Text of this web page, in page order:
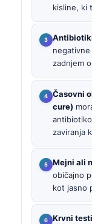
kisline, ki
zadnjem
Časovni
cure)
zaviranja
Mejni ali
običajno
kot jasno
Krvni